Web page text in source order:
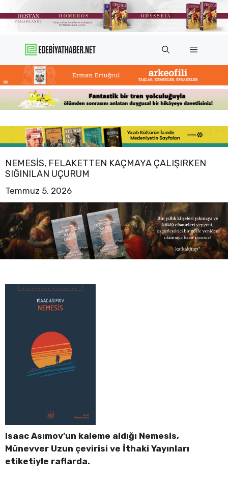
atla
Menü
NEMESIS, FELAKETTEN KAÇMAYA ÇALIŞIRKEN
SIĞINILAN UÇURUM
Temmuz 5, 2026
Isaac Asımov’un kaleme aldığı Nemesis,
Münevver Uzun çevirisi ve İthaki Yayınları
etiketiyle raflarda.